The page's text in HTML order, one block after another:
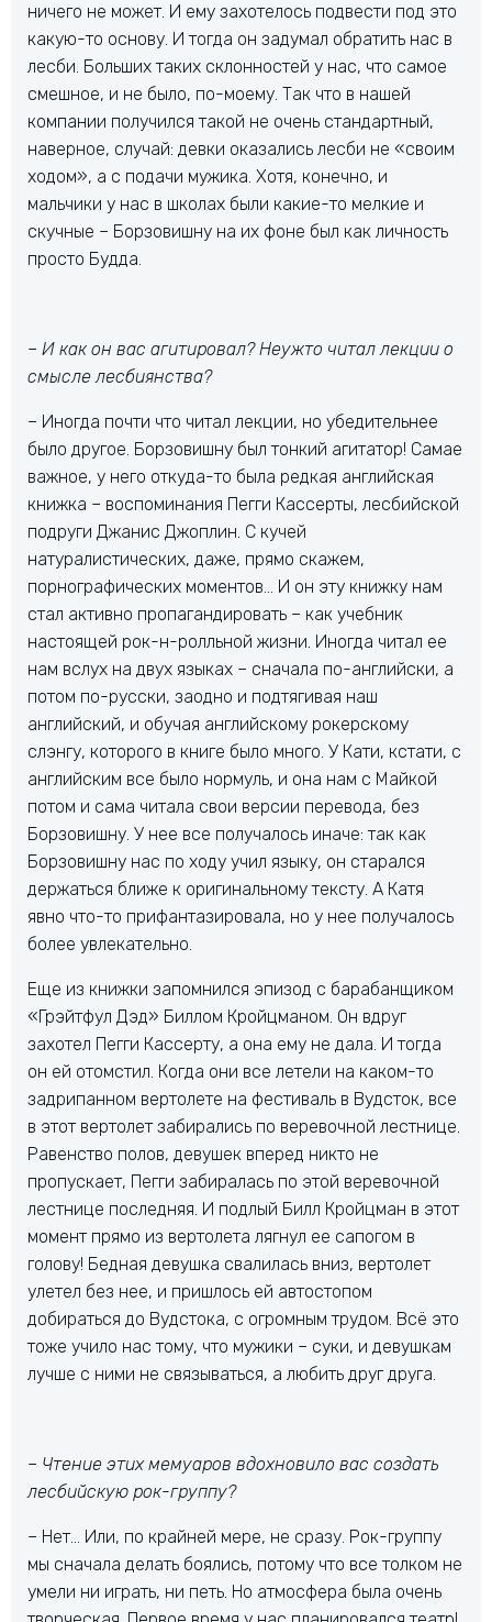
ничего не может. И ему захотелось подвести под это
какую-то основу. И тогда он задумал обратить нас в
лесби. Больших таких склонностей у нас, что самое
смешное, и не было, по-моему. Так что в нашей
компании получился такой не очень стандартный,
наверное, случай: девки оказались лесби не «своим
ходом», а с подачи мужика. Хотя, конечно, и
мальчики у нас в школах были какие-то мелкие и
скучные – Борзовишну на их фоне был как личность
просто Будда.
– И как он вас агитировал? Неужто читал лекции о
смысле лесбиянства?
– Иногда почти что читал лекции, но убедительнее
было другое. Борзовишну был тонкий агитатор! Самае
важное, у него откуда-то была редкая английская
книжка – воспоминания Пегги Кассерты, лесбийской
подруги Джанис Джоплин. С кучей
натуралистических, даже, прямо скажем,
порнографических моментов… И он эту книжку нам
стал активно пропагандировать – как учебник
настоящей рок-н-ролльной жизни. Иногда читал ее
нам вслух на двух языках – сначала по-английски, а
потом по-русски, заодно и подтягивая наш
английский, и обучая английскому рокерскому
слэнгу, которого в книге было много. У Кати, кстати, с
английским все было нормуль, и она нам с Майкой
потом и сама читала свои версии перевода, без
Борзовишну. У нее все получалось иначе: так как
Борзовишну нас по ходу учил языку, он старался
держаться ближе к оригинальному тексту. А Катя
явно что-то прифантазировала, но у нее получалось
более увлекательно.
Еще из книжки запомнился эпизод с барабанщиком
«Грэйтфул Дэд» Биллом Кройцманом. Он вдруг
захотел Пегги Кассерту, а она ему не дала. И тогда
он ей отомстил. Когда они все летели на каком-то
задрипанном вертолете на фестиваль в Вудсток, все
в этот вертолет забирались по веревочной лестнице.
Равенство полов, девушек вперед никто не
пропускает, Пегги забиралась по этой веревочной
лестнице последняя. И подлый Билл Кройцман в этот
момент прямо из вертолета лягнул ее сапогом в
голову! Бедная девушка свалилась вниз, вертолет
улетел без нее, и пришлось ей автостопом
добираться до Вудстока, с огромным трудом. Всё это
тоже учило нас тому, что мужики – суки, и девушкам
лучше с ними не связываться, а любить друг друга.
– Чтение этих мемуаров вдохновило вас создать
лесбийскую рок-группу?
– Нет… Или, по крайней мере, не сразу. Рок-группу
мы сначала делать боялись, потому что все толком не
умели ни играть, ни петь. Но атмосфера была очень